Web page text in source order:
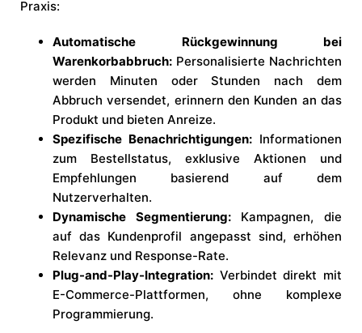
Praxis:
Automatische Rückgewinnung bei
Warenkorbabbruch: Personalisierte Nachrichten
werden Minuten oder Stunden nach dem
Abbruch versendet, erinnern den Kunden an das
Produkt und bieten Anreize.
Spezifische Benachrichtigungen: Informationen
zum Bestellstatus, exklusive Aktionen und
Empfehlungen basierend auf dem
Nutzerverhalten.
Dynamische Segmentierung:Kampagnen, die
auf das Kundenprofil angepasst sind, erhöhen
Relevanz und Response-Rate.
Plug-and-Play-Integration: Verbindet direkt mit
E-Commerce-Plattformen, ohne komplexe
Programmierung.